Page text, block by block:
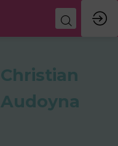
Christian
Audoynaud